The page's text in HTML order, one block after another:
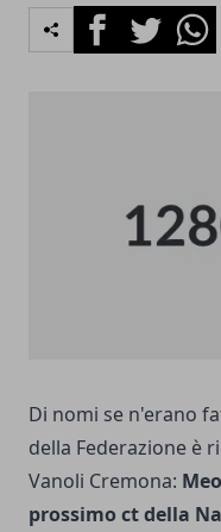
FacebookTwitter
Di nomi se n'erano
della Federazione è
Vanoli Cremona:
prossimo ct della